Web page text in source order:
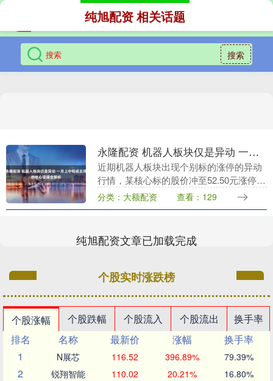
搜索
纯旭配资 相关话题
永隆配资 机器人板块仅是异动 一月上中旬成主线的核心逻辑全解析
近期机器人板块出现个别标的涨停的异动
行情，某核心标的股价冲至52.50元涨停，
市值达2209.2亿，单日成交额超141亿元，
但不少资深投资者直言“机器人目前还不....
分类：大额配资 查看：129
纯旭配资文章已加载完成
个股实时涨跌榜
个股涨幅 个股跌幅 个股流入 个股流出
换手率
排名
名称 最新价 涨幅
换手率
1
N展芯 116.52 396.89% 79.39%
2 锐翔智能 110.02 20.21% 16.80%